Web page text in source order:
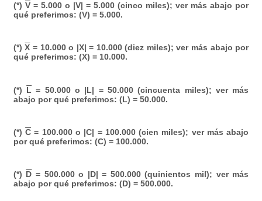
(*) V= 5.000 o |V| = 5.000 (cinco miles); ver más abajo por
qué preferimos: (V) = 5.000.
(*)X = 10.000 o |X| = 10.000 (diez miles); ver más abajo por
qué preferimos: (X) = 10.000.
(*) L = 50.000 o |L| = 50.000 (cincuenta miles); ver más
abajo por qué preferimos: (L) = 50.000.
(*)C = 100.000 o |C| = 100.000 (cien miles); ver más abajo
por qué preferimos: (C) = 100.000.
(*) D = 500.000 o |D| = 500.000 (quinientos mil); ver más
abajo por qué preferimos: (D) = 500.000.